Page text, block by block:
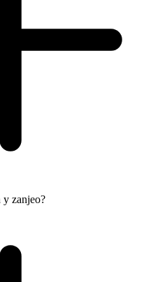
y zanjeo?